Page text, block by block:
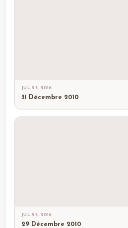
JUL 25, 2016
31 Décembre 2010
JUL 25, 2016
29 Décembre 2010